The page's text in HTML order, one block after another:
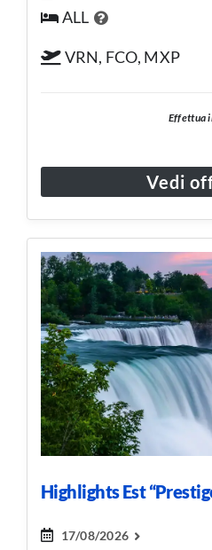
ALL
VRN, FCO, MXP
Effettua
Vedi
Highlights Est
17/08/2026